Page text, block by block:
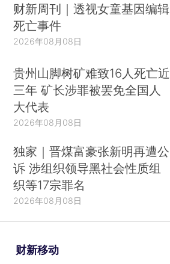
财新周刊｜透视女童基因编辑
死亡事件
2026年08月08日
贵州山脚树矿难致16人死亡近
三年 矿长涉罪被罢免全国人
大代表
2026年08月08日
独家｜晋煤富豪张新明再遭公
诉 涉组织领导黑社会性质组
织等17宗罪名
2026年08月08日
财新移动